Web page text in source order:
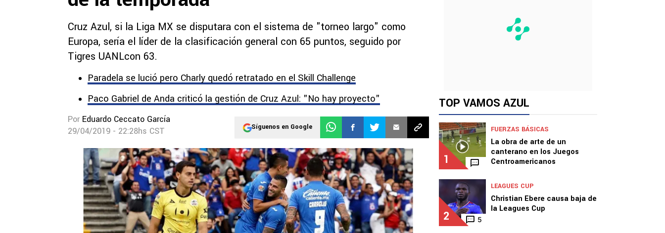
La Máquina exhibe el mejor desempeño
de la temporada
Europa, sería el líder de la clasificación general con 65 puntos, seguido por
Tigres UANLcon 63.
Paradela se lució pero Charly quedó retratado en el Skill Challenge
Paco Gabriel de Anda criticó la gestión de Cruz Azul: "No hay proyecto"
Eduardo Ceccato García
29/04/2019 - 22:28hs CST
Síguenos en Google
TOP VAMOS AZUL
1
La obra de arte de un
Centroamericanos